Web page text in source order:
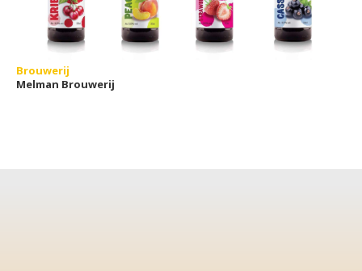
Brouwerij
Melman Brouwerij